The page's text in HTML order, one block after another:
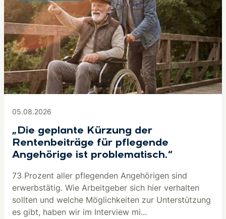
05.08.2026
„Die geplante Kürzung der
Rentenbeiträge für pflegende
Angehörige ist problematisch.“
73 Prozent aller pflegenden Angehörigen sind
erwerbstätig. Wie Arbeitgeber sich hier verhalten
sollten und welche Möglichkeiten zur Unterstützung
es gibt, haben wir im Interview mi...